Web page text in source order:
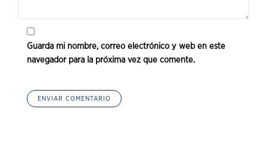
Guarda mi nombre, correo electrónico y web en este
navegador para la próxima vez que comente.